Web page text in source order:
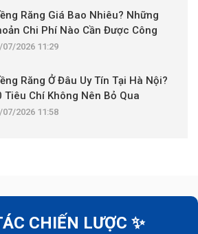
Răng Giá Bao Nhiêu? Những
Chi Phí Nào Cần Được Công
07/2026 11:29
Răng Ở Đâu Uy Tín Tại Hà Nội?
Tiêu Chí Không Nên Bỏ Qua
07/2026 11:58
CHIẾN LƯỢC ✨